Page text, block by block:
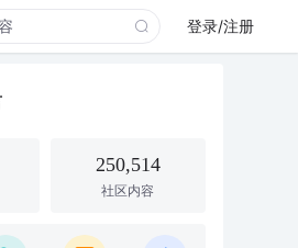
登录/注册
250,514
社区内容